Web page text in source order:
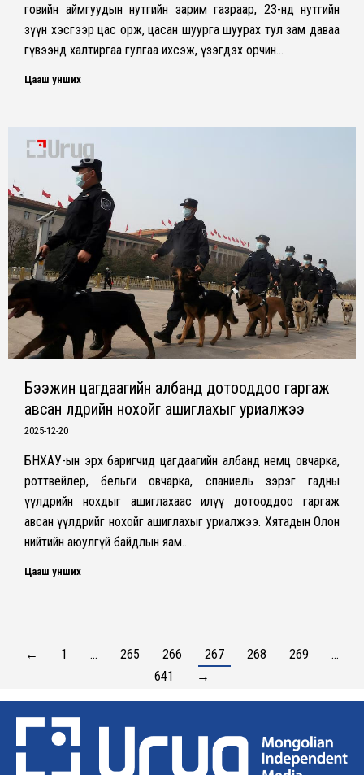
говийн аймгуудын нутгийн зарим газраар, 23-нд нутгийн
зүүн хэсгээр цас орж, цасан шуурга шуурах тул зам даваа
гүвээнд халтиргаа гулгаа ихсэж, үзэгдэх орчин…
Цааш унших
Бээжин цагдаагийн албанд дотооддоо гаргаж
авсан үүлдрийн нохойг ашиглахыг уриалжээ
2025-12-20
БНХАУ-ын эрх баригчид цагдаагийн албанд немц овчарка,
роттвейлер, бельги овчарка, спаниель зэрэг гадны
үүлдрийн нохдыг ашиглахаас илүү дотооддоо гаргаж
авсан үүлдрийг нохойг ашиглахыг уриалжээ. Хятадын Олон
нийтийн аюулгүй байдлын яам…
Цааш унших
← 1 … 265 266 267 268 269
…
641
→